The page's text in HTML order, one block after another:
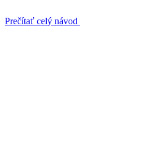
Prečítať celý návod